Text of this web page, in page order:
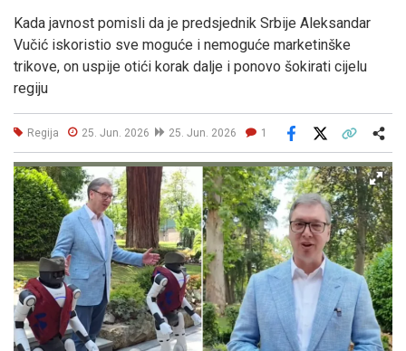
Kada javnost pomisli da je predsjednik Srbije Aleksandar
Vučić iskoristio sve moguće i nemoguće marketinške
trikove, on uspije otići korak dalje i ponovo šokirati cijelu
regiju
Regija 25. Jun. 2026 25. Jun. 2026 1
Facebook